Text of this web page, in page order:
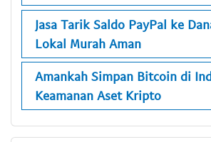
Jasa Tarik Saldo PayPal ke
Lokal Murah Aman
Amankah Simpan Bitcoin di
Keamanan Aset Kripto